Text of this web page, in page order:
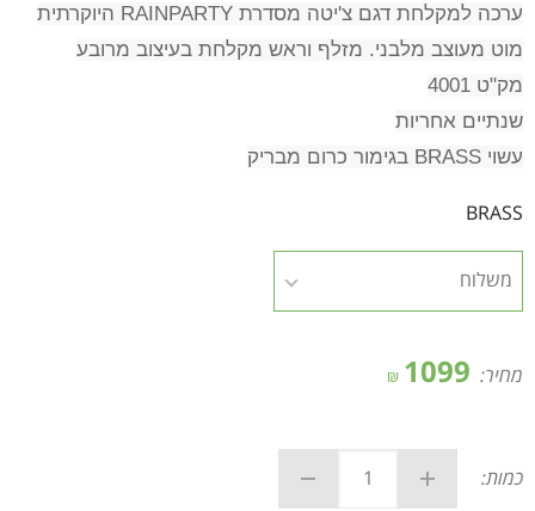
ערכה למקלחת דגם צ'יטה מסדרת RAINPARTY היוקרתית
מוט מעוצב מלבני. מזלף וראש מקלחת בעיצוב מרובע
מק"ט 4001
שנתיים אחריות
עשוי BRASS בגימור כרום מבריק
BRASS
מחיר: 1099
₪
כמות: